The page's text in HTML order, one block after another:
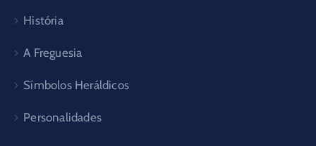
História
A Freguesia
Símbolos Heráldicos
Personalidades